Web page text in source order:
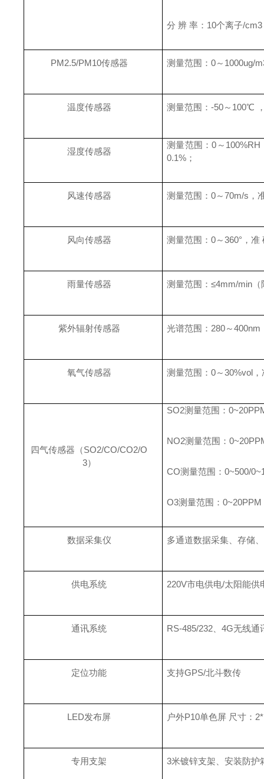
分 辨 率：10个离子/
PM2.5/PM10传感器 测量范围：0～1000ug/
温度传感器 测量范围：-50～100℃
湿度传感器
测量范围：0～
0.1%；
风速传感器 测量范围：0～70m/s，
风向传感器 测量范围：0～360°，准
雨量传感器 测量范围：≤4mm/min
紫外辐射传感器 光谱范围：280～
氧气传感器 测量范围：0～30%vol
四气传感器（SO2/CO/CO2/O
3）
SO2测量范围：
NO2测量范围：
CO测量范围：0~500/
O3测量范围：
数据采集仪 多通道数据采集、存储
供电系统 220V市电供电/太阳能
通讯系统 RS-485/232、4G无线
定位功能 支持GPS/北斗数传
LED发布屏 户外P10单色屏 尺寸：
专用支架 3米镀锌支架、安装防护